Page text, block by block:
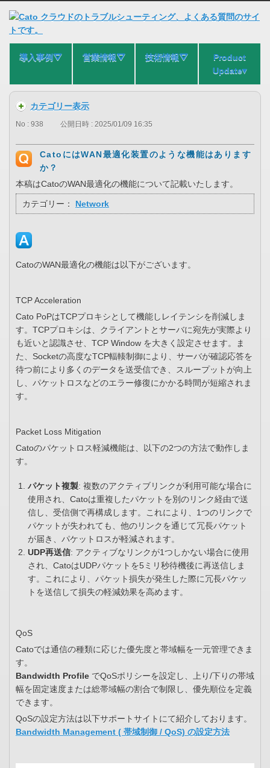
導入事例⛛ 営業情報⛛ 技術情報⛛
Product
Update▾
カテゴリー表示
No : 938 公開日時 : 2025/01/09 16:35
CatoにはWAN最適化装置のような機能はあります
か？
本稿はCatoのWAN最適化の機能について記載いたします。
カテゴリー： Network
CatoのWAN最適化の機能は以下がございます。
TCP Acceleration
Cato PoPはTCPプロキシとして機能しレイテンシを削減しま
す。TCPプロキシは、クライアントとサーバに宛先が実際より
も近いと認識させ、TCP Window を大きく設定させます。ま
た、Socketの高度なTCP輻輳制御により、サーバが確認応答を
待つ前により多くのデータを送受信でき、スループットが向上
し、パケットロスなどのエラー修復にかかる時間が短縮されま
す。
Packet Loss Mitigation
Catoのパケットロス軽減機能は、以下の2つの方法で動作しま
す。
パケット複製: 複数のアクティブリンクが利用可能な場合に
使用され、Catoは重複したパケットを別のリンク経由で送
信し、受信側で再構成します。これにより、1つのリンクで
パケットが失われても、他のリンクを通じて冗長パケット
が届き、パケットロスが軽減されます。
UDP再送信: アクティブなリンクが1つしかない場合に使用
され、CatoはUDPパケットを5ミリ秒待機後に再送信しま
す。これにより、パケット損失が発生した際に冗長パケッ
トを送信して損失の軽減効果を高めます。
QoS
Catoでは通信の種類に応じた優先度と帯域幅を一元管理できま
す。
Bandwidth Profile でQoSポリシーを設定し、上り/下りの帯域
幅を固定速度または総帯域幅の割合で制限し、優先順位を定義
できます。
QoSの設定方法は以下サポートサイトにて紹介しております。
Bandwidth Management ( 帯域制御 / QoS) の設定方法